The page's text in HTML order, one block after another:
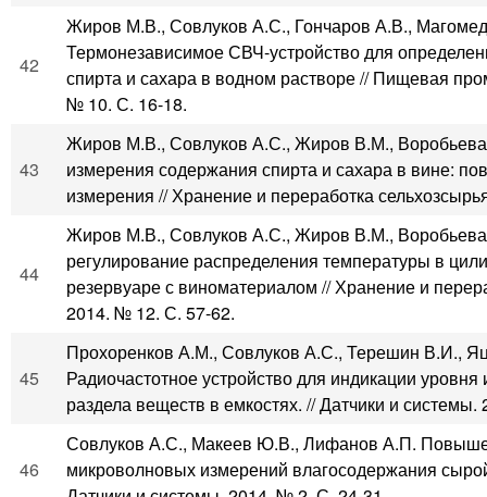
42
Жиров М.В., Совлуков А.С., Гончаров А.В.,
Термонезависимое СВЧ-устройство для
спирта и сахара в водном растворе // Пищевая
№ 10. С. 16-18.
43
Жиров М.В., Совлуков А.С., Жиров В.М.,
измерения содержания спирта и сахара в вине:
измерения // Хранение и переработка
44
Жиров М.В., Совлуков А.С., Жиров В.М.,
регулирование распределения температуры в
резервуаре с виноматериалом // Хранение и
2014. № 12. С. 57-62.
45
Прохоренков А.М., Совлуков А.С., Терешин В.И.,
Радиочастотное устройство для индикации
раздела веществ в емкостях. // Датчики и
46
Совлуков А.С., Макеев Ю.В., Лифанов А.П.
микроволновых измерений влагосодержания